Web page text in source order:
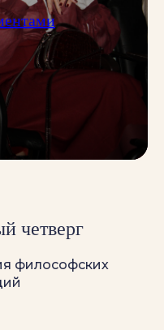
четверг
философских